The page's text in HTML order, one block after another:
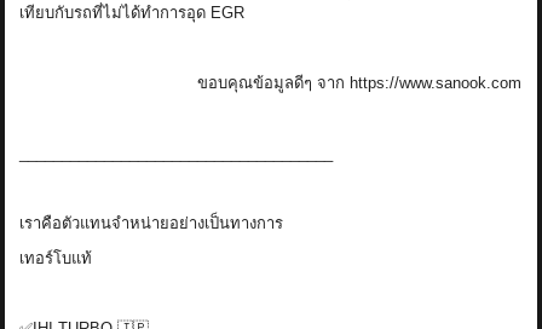
เทียบกับรถที่ไม่ได้ทำการอุด EGR
ขอบคุณข้อมูลดีๆ จาก https://www.sanook.com
เราคือตัวแทนจำหน่ายอย่างเป็นทางการ
เทอร์โบแท้